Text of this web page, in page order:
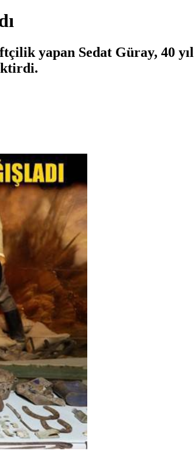
yapan Sedat Güray, 40